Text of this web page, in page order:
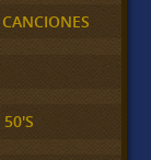
50'S